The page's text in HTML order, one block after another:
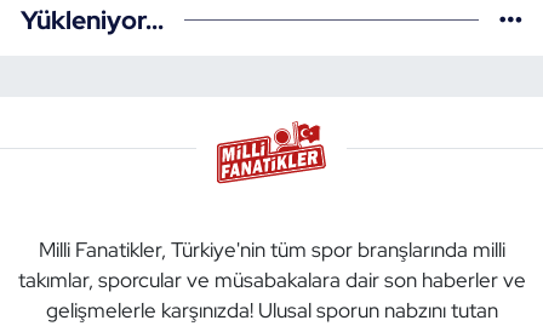
Yükleniyor...
Milli Fanatikler, Türkiye'nin tüm spor branşlarında milli
takımlar, sporcular ve müsabakalara dair son haberler ve
gelişmelerle karşınızda! Ulusal sporun nabzını tutan